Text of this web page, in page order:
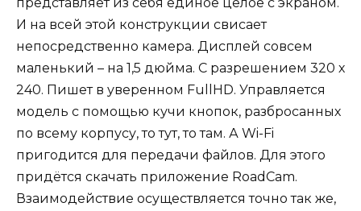
И на всей этой конструкции свисает
непосредственно камера. Дисплей совсем
маленький – на 1,5 дюйма. С разрешением 320 х
240. Пишет в уверенном FullHD. Управляется
модель с помощью кучи кнопок, разбросанных
по всему корпусу, то тут, то там. А Wi-Fi
пригодится для передачи файлов. Для этого
придётся скачать приложение RoadCam.
Взаимодействие осуществляется точно так же,